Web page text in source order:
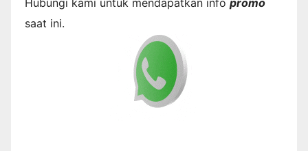
Hubungi kami untuk mendapatkan info promo
saat ini.